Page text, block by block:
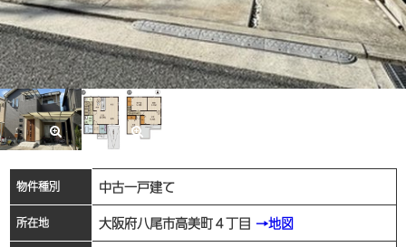
物件種別 中古一戸建て
所在地 大阪府八尾市高美町４丁目 →地図